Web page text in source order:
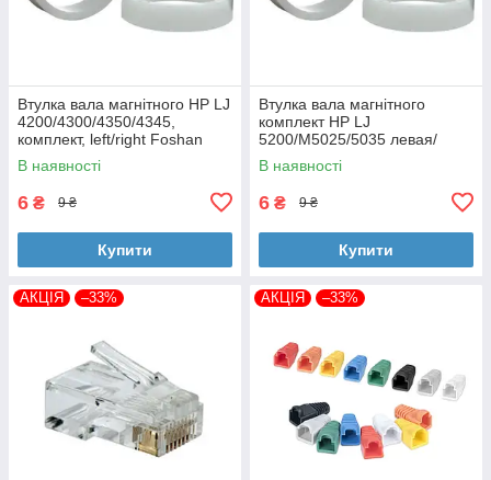
Втулка вала магнітного HP LJ
4200/4300/4350/4345,
комплект, left/right Foshan
(MAG-1338A-BSH-Foshan)
В наявності
6 ₴ 9 ₴
Купити
Втулка вала магнітного
комплект HP LJ
5200/M5025/5035 левая/
правая Foshan (MAG-7516A-
BSH-Foshan)
В наявності
6 ₴ 9 ₴
Купити
АКЦІЯ –33% АКЦІЯ –33%